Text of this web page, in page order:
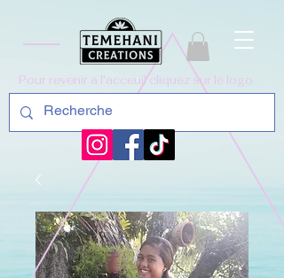
Pour revenir a l'acceuil cliquez sur le logo